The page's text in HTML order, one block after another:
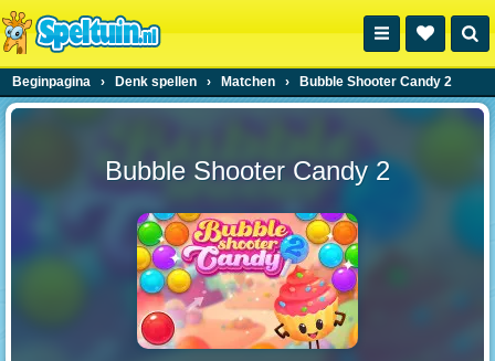
Beginpagina › Denk spellen › Matchen › Bubble Shooter Candy 2
Bubble Shooter Candy 2